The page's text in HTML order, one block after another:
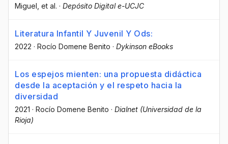
Miguel , et al. · Depósito Digital e-UCJC
Literatura Infantil Y Juvenil Y Ods:
2022 · Rocío Domene Benito · Dykinson eBooks
Los espejos mienten: una propuesta didáctica
desde la aceptación y el respeto hacia la
diversidad
2021 · Rocío Domene Benito · Dialnet (Universidad de la
Rioja)